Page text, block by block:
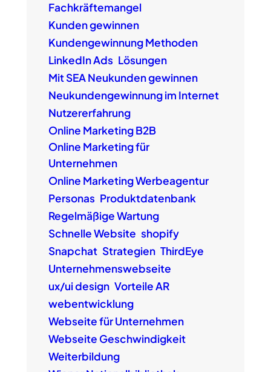
Fachkräftemangel
Kunden gewinnen
Kundengewinnung Methoden
LinkedIn Ads Lösungen
Mit SEA Neukunden gewinnen
Neukundengewinnung im Internet
Nutzererfahrung
Online Marketing B2B
Online Marketing für
Unternehmen
Online Marketing Werbeagentur
Personas Produktdatenbank
Regelmäßige Wartung
Schnelle Website shopify
Snapchat Strategien ThirdEye
Unternehmenswebseite
ux/ui design Vorteile AR
webentwicklung
Webseite für Unternehmen
Webseite Geschwindigkeit
Weiterbildung